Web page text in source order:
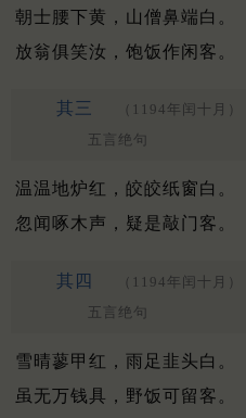
朝士腰下黄，山僧鼻端白。
放翁俱笑汝，饱饭作闲客。
其三
（1194年闰十月）
五言绝句
温温地炉红，皎皎纸窗白。
忽闻啄木声，疑是敲门客。
其四
（1194年闰十月）
五言绝句
雪晴蓼甲红，雨足韭头白。
虽无万钱具，野饭可留客。